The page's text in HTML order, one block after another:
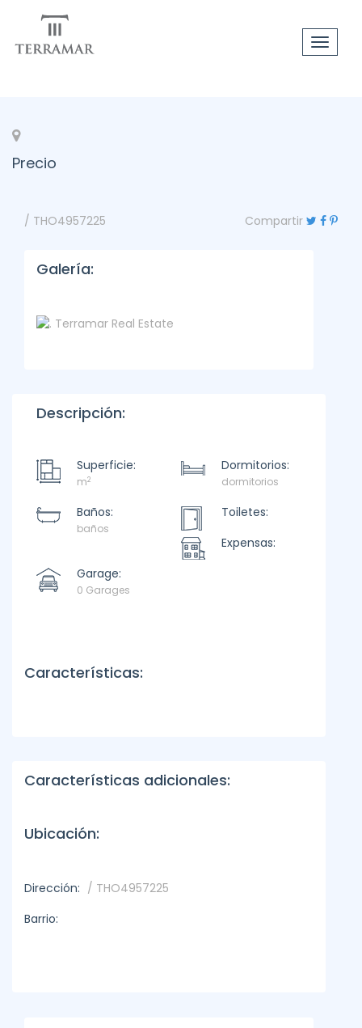
Toggle
Precio
/ THO4957225 Compartir
Galería:
Descripción:
Superficie:
m2
Dormitorios:
dormitorios
Baños:
baños
Toiletes:
Expensas:
Garage:
0 Garages
Características:
Características adicionales:
Ubicación:
Dirección: / THO4957225
Barrio: